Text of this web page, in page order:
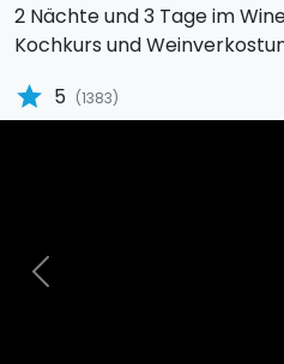
2 Nächte und 3 Tage im
Kochkurs und
star 5 (1383)
Previous